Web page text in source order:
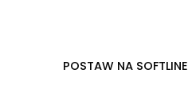
POSTAW NA